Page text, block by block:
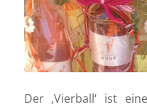
Der ‚Vierball‘ ist